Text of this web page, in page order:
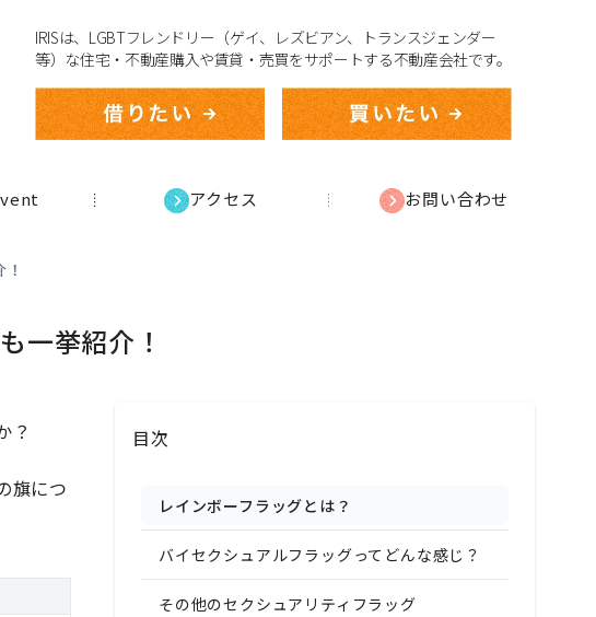
IRISは、LGBTフレンドリー（ゲイ、レズビアン、トランスジェンダー
等）な住宅・不動産購入や賃貸・売買をサポートする不動産会社です。
アクセス お問い合わせ
一挙紹介！
？
旗につ
目次
レインボーフラッグとは？
バイセクシュアルフラッグってどんな感じ？
その他のセクシュアリティフラッグ